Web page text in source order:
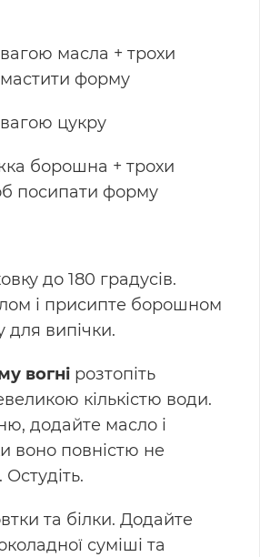
масла + трохи
форму
цукру
борошна + трохи
посипати форму
до 180 градусів.
і присипте борошном
для випічки.
вогні розтопіть
кількістю води.
додайте масло і
воно повністю не
та білки. Додайте
суміші та